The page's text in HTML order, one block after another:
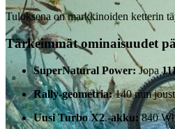
Tuloksena on markkinoiden ketterin
Tärkeimmät ominaisuudet
SuperNatural Power:Jopa
Rally-geometria:140 mm
Uusi Turbo X2 -akku:840